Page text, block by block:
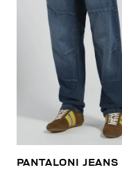
PANTALONI JEANS